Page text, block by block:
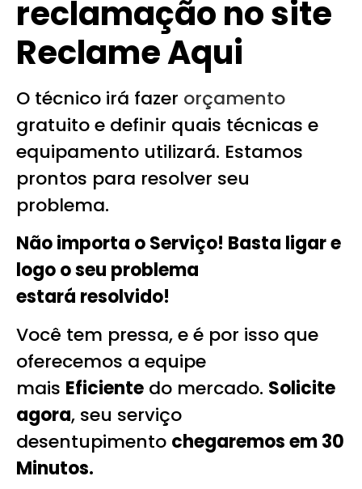
reclamação no site
Reclame Aqui
O técnico irá fazer orçamento
gratuito e definir quais técnicas e
equipamento utilizará. Estamos
prontos para resolver seu
problema.
Não importa o Serviço! Basta ligar e
logo o seu problema
estará resolvido!
Você tem pressa, e é por isso que
oferecemos a equipe
mais Eficiente do mercado. Solicite
agora, seu serviço
desentupimento chegaremos em 30
Minutos.